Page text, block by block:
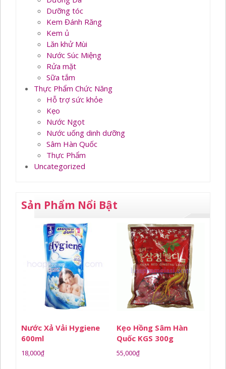
Dưỡng tóc
Kem Đánh Răng
Kem ủ
Lăn khử Mùi
Nước Súc Miệng
Rửa mặt
Sữa tắm
Thực Phẩm Chức Năng
Hỗ trợ sức khỏe
Kẹo
Nước Ngọt
Nước uống dinh dưỡng
Sâm Hàn Quốc
Thực Phẩm
Uncategorized
Sản Phẩm Nổi Bật
Nước Xả Vải Hygiene
600ml
18,000₫
Kẹo Hồng Sâm Hàn
Quốc KGS 300g
55,000₫